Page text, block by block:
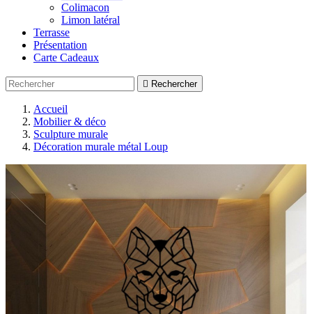
Colimacon
Limon latéral
Terrasse
Présentation
Carte Cadeaux
 Rechercher
Accueil
Mobilier & déco
Sculpture murale
Décoration murale métal Loup